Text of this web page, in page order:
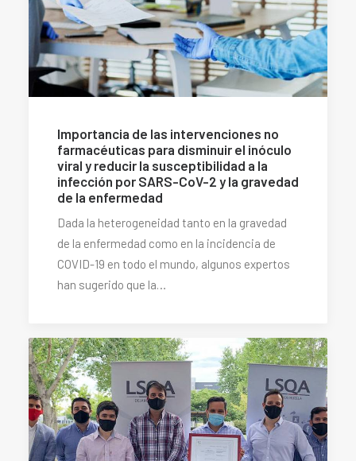
Importancia de las intervenciones no
farmacéuticas para disminuir el inóculo
viral y reducir la susceptibilidad a la
infección por SARS-CoV-2 y la gravedad
de la enfermedad
Dada la heterogeneidad tanto en la gravedad
de la enfermedad como en la incidencia de
COVID-19 en todo el mundo, algunos expertos
han sugerido que la…